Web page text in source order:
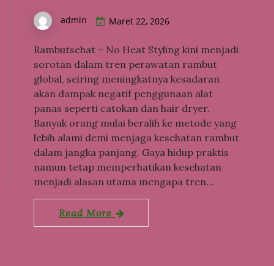
admin Maret 22, 2026
Rambutsehat – No Heat Styling kini menjadi
sorotan dalam tren perawatan rambut
global, seiring meningkatnya kesadaran
akan dampak negatif penggunaan alat
panas seperti catokan dan hair dryer.
Banyak orang mulai beralih ke metode yang
lebih alami demi menjaga kesehatan rambut
dalam jangka panjang. Gaya hidup praktis
namun tetap memperhatikan kesehatan
menjadi alasan utama mengapa tren…
Read More